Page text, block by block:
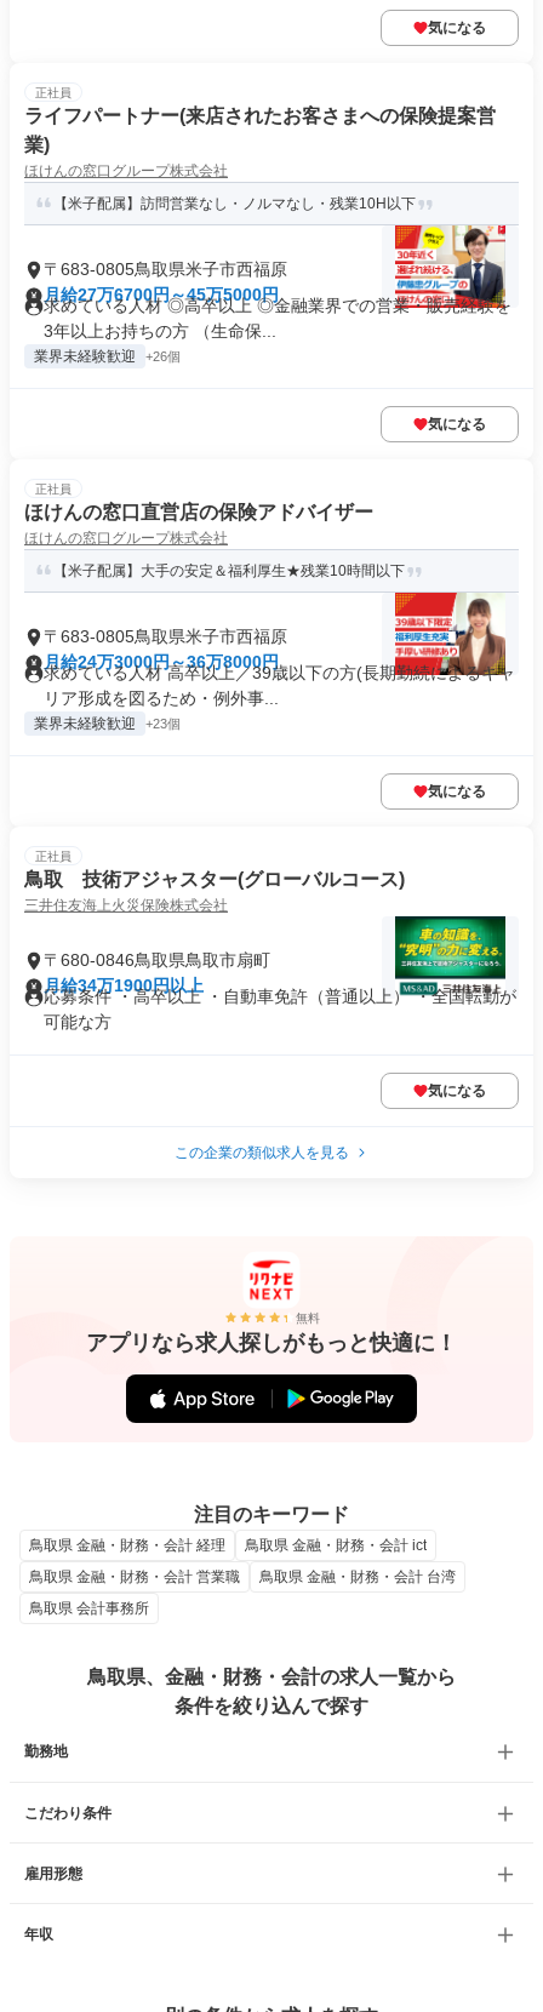
気になる
正社員
ライフパートナー(来店されたお客さまへの保険提案営
業)
ほけんの窓口グループ株式会社
【米子配属】訪問営業なし・ノルマなし・残業10H以下
〒683-0805鳥取県米子市西福原
月給27万6700円～45万5000円
求めている人材 ◎高卒以上 ◎金融業界での営業・販売経験を
3年以上お持ちの方 （生命保...
業界未経験歓迎 +26個
気になる
正社員
ほけんの窓口直営店の保険アドバイザー
ほけんの窓口グループ株式会社
【米子配属】大手の安定＆福利厚生★残業10時間以下
〒683-0805鳥取県米子市西福原
月給24万3000円～36万8000円
求めている人材 高卒以上／39歳以下の方(長期勤続によるキャ
リア形成を図るため・例外事...
業界未経験歓迎 +23個
気になる
正社員
鳥取 技術アジャスター(グローバルコース)
三井住友海上火災保険株式会社
〒680-0846鳥取県鳥取市扇町
月給34万1900円以上
応募条件 ・高卒以上 ・自動車免許（普通以上） ・全国転勤が
可能な方
気になる
この企業の類似求人を見る
無料
アプリなら求人探しがもっと快適に！
注目のキーワード
鳥取県 金融・財務・会計 経理
鳥取県 金融・財務・会計 ict
鳥取県 金融・財務・会計 営業職
鳥取県 金融・財務・会計 台湾
鳥取県 会計事務所
鳥取県、金融・財務・会計の求人一覧から
条件を絞り込んで探す
勤務地
こだわり条件
雇用形態
年収